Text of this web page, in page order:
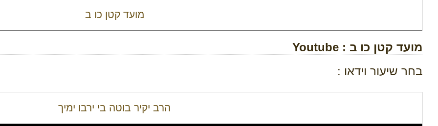
מועד קטן כו ב : Youtube
בחר שיעור וידאו :